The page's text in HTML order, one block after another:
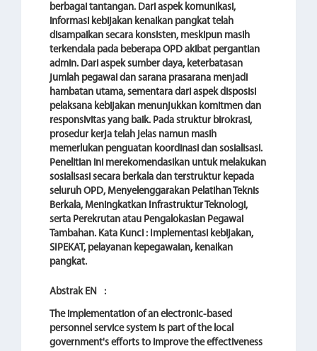
berbagai tantangan. Dari aspek komunikasi,
informasi kebijakan kenaikan pangkat telah
disampaikan secara konsisten, meskipun masih
terkendala pada beberapa OPD akibat pergantian
admin. Dari aspek sumber daya, keterbatasan
jumlah pegawai dan sarana prasarana menjadi
hambatan utama, sementara dari aspek disposisi
pelaksana kebijakan menunjukkan komitmen dan
responsivitas yang baik. Pada struktur birokrasi,
prosedur kerja telah jelas namun masih
memerlukan penguatan koordinasi dan sosialisasi.
Penelitian ini merekomendasikan untuk melakukan
sosialisasi secara berkala dan terstruktur kepada
seluruh OPD, Menyelenggarakan Pelatihan Teknis
Berkala, Meningkatkan Infrastruktur Teknologi,
serta Perekrutan atau Pengalokasian Pegawai
Tambahan. Kata Kunci : Implementasi kebijakan,
SIPEKAT, pelayanan kepegawaian, kenaikan
pangkat.
Abstrak EN :
The implementation of an electronic-based
personnel service system is part of the local
government's efforts to improve the effectiveness